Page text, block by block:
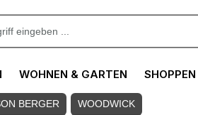
WOHNEN & GARTEN
BERGER WOODWICK